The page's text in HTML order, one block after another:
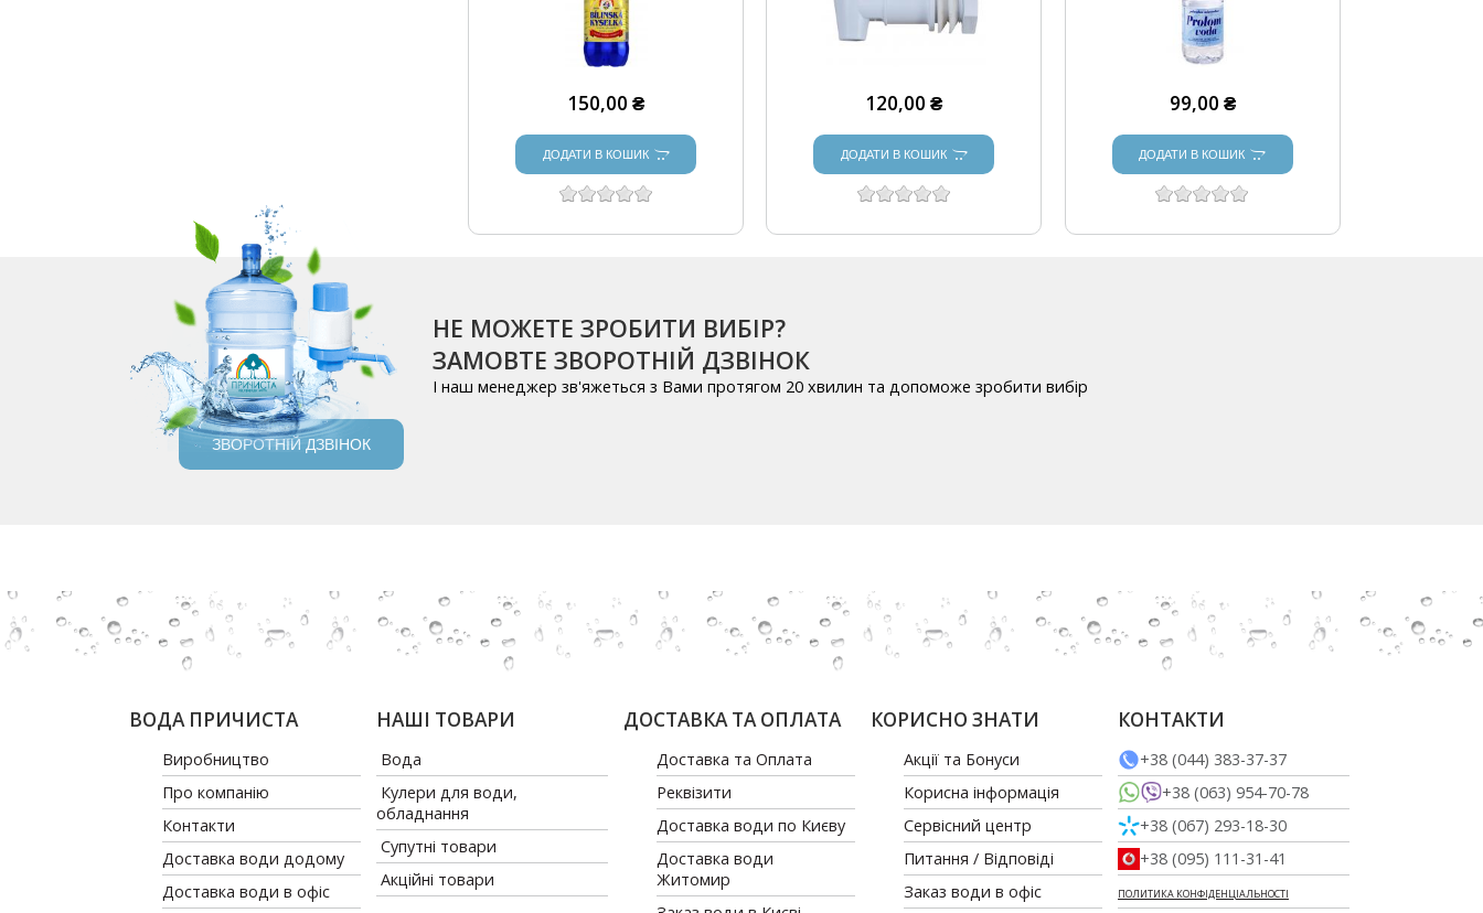
150,00 ₴
ДОДАТИ В КОШИК
120,00 ₴
ДОДАТИ В КОШИК
99,00 ₴
ДОДАТИ В КОШИК
НЕ МОЖЕТЕ ЗРОБИТИ ВИБІР?
ЗАМОВТЕ ЗВОРОТНІЙ ДЗВІНОК
І наш менеджер зв'яжеться з Вами протягом 20 хвилин та допоможе зробити вибір
ЗВОРОТНІЙ ДЗВІНОК
ВОДА ПРИЧИСТА
Виробництво
Про компанію
Контакти
Доставка води додому
Доставка води в офіс
НАШІ ТОВАРИ
Вода
Кулери для води,
обладнання
Супутні товари
Акційні товари
ДОСТАВКА ТА ОПЛАТА
Доставка та Оплата
Реквізити
Доставка води по Києву
Доставка води
Житомир
КОРИСНО ЗНАТИ
Акції та Бонуси
Корисна інформація
Сервісний центр
Питання / Відповіді
Заказ води в офіс
КОНТАКТИ
+38 (044) 383-37-37
+38 (063) 954-70-78
+38 (067) 293-18-30
+38 (095) 111-31-41
ПОЛИТИКА КОНФІДЕНЦІАЛЬНОСТІ